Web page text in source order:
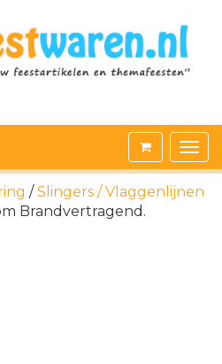
/Slingers / Vlaggenlijnen
Brandvertragend.